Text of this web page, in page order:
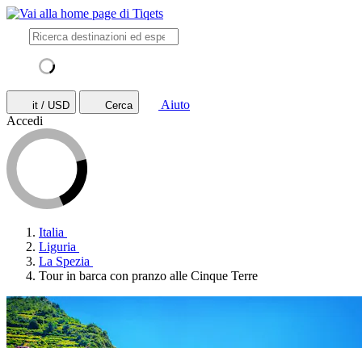
it / USD Cerca
Aiuto
Accedi
Italia
Liguria
La Spezia
Tour in barca con pranzo alle Cinque Terre